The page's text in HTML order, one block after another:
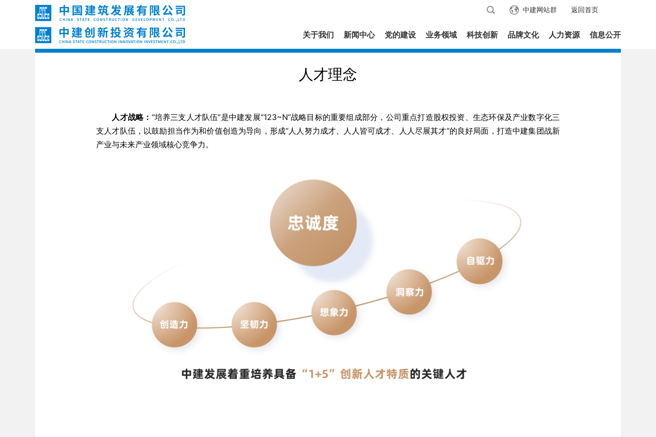
返回首页
中建网站群
关于我们 新闻中心 党的建设 业务领域 科技创新 品牌文化 人力资源 信息公开
人才理念
人才战略： “培养三支人才队伍”是中建发展“123~N”战略目标的重要组成部分，公司重点打造股权投资、生态环保及产业数字化三
支人才队伍，以鼓励担当作为和价值创造为导向，形成“人人努力成才、人人皆可成才、人人尽展其才”的良好局面，打造中建集团战新
产业与未来产业领域核心竞争力。